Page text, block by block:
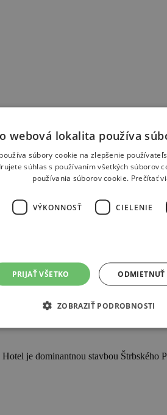
je dominantnou stavbou Štrbského
webová lokalita používa
súbory cookie na zlepšenie
súhlas s používaním všetkých súborov
používania súborov cookie. Prečítať
VÝKONNOSŤ CIELENIE
PRIJAŤ VŠETKO ODMIETNUŤ
ZOBRAZIŤ PODROBNOSTI